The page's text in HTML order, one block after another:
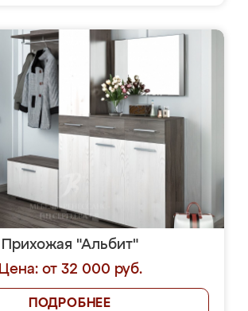
Прихожая "Альбит"
Цена: от 32 000 руб.
ПОДРОБНЕЕ